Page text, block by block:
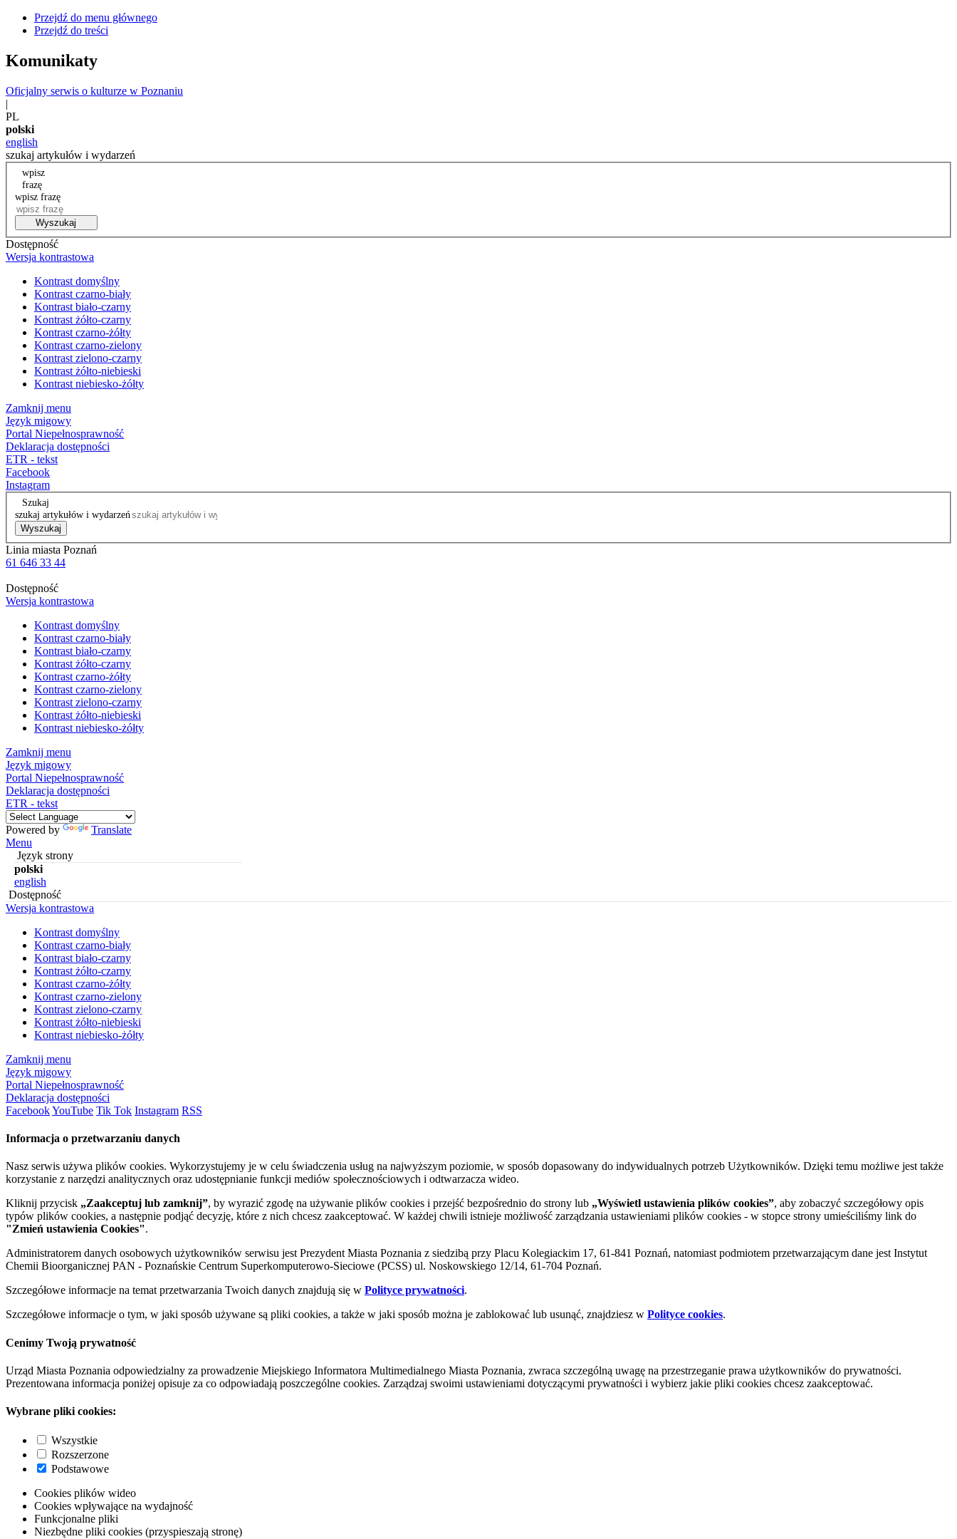
Przejdź do menu głównego
Przejdź do treści
Komunikaty
Oficjalny serwis o kulturze w Poznaniu
|
PL
polski
english
szukaj artykułów i wydarzeń
wpisz
frazę
wpisz frazę
Wyszukaj
Dostępność
Wersja kontrastowa
Kontrast domyślny
Kontrast czarno-biały
Kontrast biało-czarny
Kontrast żółto-czarny
Kontrast czarno-żółty
Kontrast czarno-zielony
Kontrast zielono-czarny
Kontrast żółto-niebieski
Kontrast niebiesko-żółty
Zamknij menu
Język migowy
Portal Niepełnosprawność
Deklaracja dostępności
ETR - tekst
Facebook
Instagram
Szukaj
szukaj artykułów i wydarzeń
Wyszukaj
Linia miasta Poznań
61 646 33 44
Dostępność
Wersja kontrastowa
Kontrast domyślny
Kontrast czarno-biały
Kontrast biało-czarny
Kontrast żółto-czarny
Kontrast czarno-żółty
Kontrast czarno-zielony
Kontrast zielono-czarny
Kontrast żółto-niebieski
Kontrast niebiesko-żółty
Zamknij menu
Język migowy
Portal Niepełnosprawność
Deklaracja dostępności
ETR - tekst
Powered by
Translate
Menu
Język strony
polski
english
Dostępność
Wersja kontrastowa
Kontrast domyślny
Kontrast czarno-biały
Kontrast biało-czarny
Kontrast żółto-czarny
Kontrast czarno-żółty
Kontrast czarno-zielony
Kontrast zielono-czarny
Kontrast żółto-niebieski
Kontrast niebiesko-żółty
Zamknij menu
Język migowy
Portal Niepełnosprawność
Deklaracja dostępności
FacebookYouTube Tik Tok Instagram RSS
Informacja o przetwarzaniu danych
Nasz serwis używa plików cookies. Wykorzystujemy je w celu świadczenia usług na najwyższym poziomie, w sposób dopasowany do indywidualnych potrzeb Użytkowników. Dzięki temu możliwe jest także
korzystanie z narzędzi analitycznych oraz udostępnianie funkcji mediów społecznościowych i odtwarzacza wideo.
Kliknij przycisk „Zaakceptuj lub zamknij”, by wyrazić zgodę na używanie plików cookies i przejść bezpośrednio do strony lub „Wyświetl ustawienia plików cookies”, aby zobaczyć szczegółowy opis
typów plików cookies, a następnie podjąć decyzję, które z nich chcesz zaakceptować. W każdej chwili istnieje możliwość zarządzania ustawieniami plików cookies - w stopce strony umieściliśmy link do
"Zmień ustawienia Cookies".
Administratorem danych osobowych użytkowników serwisu jest Prezydent Miasta Poznania z siedzibą przy Placu Kolegiackim 17, 61-841 Poznań, natomiast podmiotem przetwarzającym dane jest Instytut
Chemii Bioorganicznej PAN - Poznańskie Centrum Superkomputerowo-Sieciowe (PCSS) ul. Noskowskiego 12/14, 61-704 Poznań.
Szczegółowe informacje na temat przetwarzania Twoich danych znajdują się w Polityce prywatności.
Szczegółowe informacje o tym, w jaki sposób używane są pliki cookies, a także w jaki sposób można je zablokować lub usunąć, znajdziesz w Polityce cookies.
Cenimy Twoją prywatność
Urząd Miasta Poznania odpowiedzialny za prowadzenie Miejskiego Informatora Multimedialnego Miasta Poznania, zwraca szczególną uwagę na przestrzeganie prawa użytkowników do prywatności.
Prezentowana informacja poniżej opisuje za co odpowiadają poszczególne cookies. Zarządzaj swoimi ustawieniami dotyczącymi prywatności i wybierz jakie pliki cookies chcesz zaakceptować.
Wybrane pliki cookies:
Wszystkie
Rozszerzone
Podstawowe
Cookies plików wideo
Cookies wpływające na wydajność
Funkcjonalne pliki
Niezbędne pliki cookies (przyspieszają stronę)